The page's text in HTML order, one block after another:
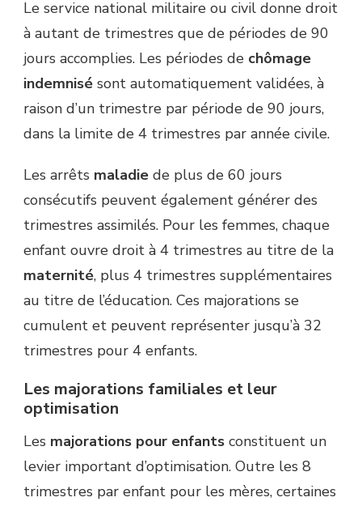
Le service national militaire ou civil donne droit
à autant de trimestres que de périodes de 90
jours accomplies. Les périodes de chômage
indemnisé sont automatiquement validées, à
raison d’un trimestre par période de 90 jours,
dans la limite de 4 trimestres par année civile.
Les arrêts maladie de plus de 60 jours
consécutifs peuvent également générer des
trimestres assimilés. Pour les femmes, chaque
enfant ouvre droit à 4 trimestres au titre de la
maternité, plus 4 trimestres supplémentaires
au titre de l’éducation. Ces majorations se
cumulent et peuvent représenter jusqu’à 32
trimestres pour 4 enfants.
Les majorations familiales et leur
optimisation
Les majorations pour enfants constituent un
levier important d’optimisation. Outre les 8
trimestres par enfant pour les mères, certaines